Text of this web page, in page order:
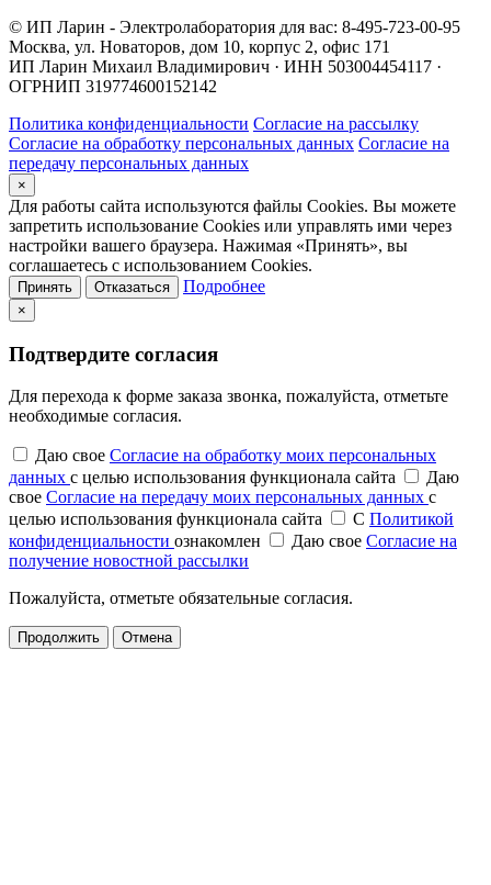
© ИП Ларин - Электролаборатория для вас: 8-495-723-00-95
Москва, ул. Новаторов, дом 10, корпус 2, офис 171
ИП Ларин Михаил Владимирович · ИНН 503004454117 ·
ОГРНИП 319774600152142
Политика конфиденциальности Согласие на рассылку
Согласие на обработку персональных данных Согласие на
передачу персональных данных
×
Для работы сайта используются файлы Cookies. Вы можете
запретить использование Cookies или управлять ими через
настройки вашего браузера. Нажимая «Принять», вы
соглашаетесь с использованием Cookies.
Принять Отказаться Подробнее
×
Подтвердите согласия
Для перехода к форме заказа звонка, пожалуйста, отметьте
необходимые согласия.
Даю свое Согласие на обработку моих персональных
данных с целью использования функционала сайта
Даю
свое Согласие на передачу моих персональных данных с
целью использования функционала сайта
С Политикой
конфиденциальности ознакомлен Даю свое Согласие на
получение новостной рассылки
Пожалуйста, отметьте обязательные согласия.
Продолжить Отмена